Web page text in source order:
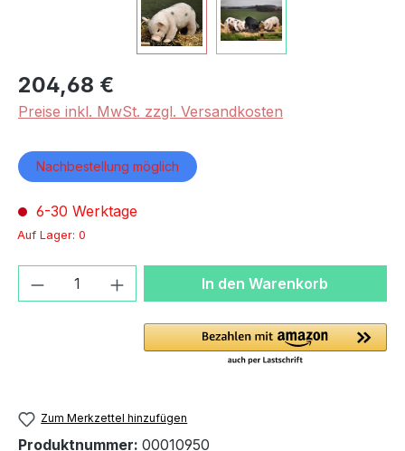
204,68 €
Preise inkl. MwSt. zzgl. Versandkosten
Nachbestellung möglich
6-30 Werktage
Auf Lager: 0
Produkt Anzahl: Gib denIn den Warenkorb
Zum Merkzettel hinzufügen
Produktnummer: 00010950